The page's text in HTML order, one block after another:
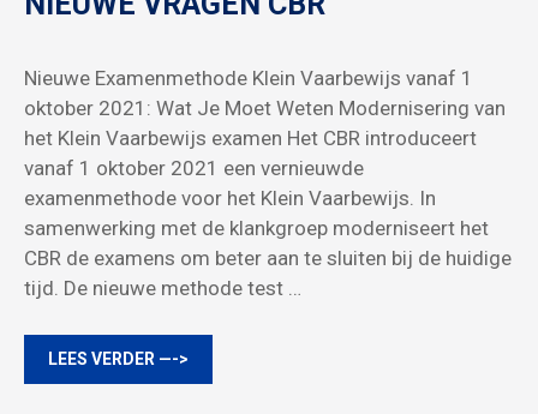
Nieuwe Examenmethode Klein Vaarbewijs vanaf 1
oktober 2021: Wat Je Moet Weten Modernisering van
het Klein Vaarbewijs examen Het CBR introduceert
vanaf 1 oktober 2021 een vernieuwde
examenmethode voor het Klein Vaarbewijs. In
samenwerking met de klankgroep moderniseert het
CBR de examens om beter aan te sluiten bij de huidige
tijd. De nieuwe methode test …
LEES VERDER —->